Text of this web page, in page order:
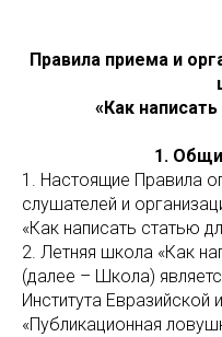
Правила приема и
«Как
1.
1. Настоящие Правила
слушателей и
«Как написать статью
2. Летняя школа «Как
(далее – Школа)
Института Евразийской
«Публикационная